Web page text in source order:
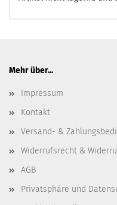
Mehr über...
Impressum
Kontakt
Versand- &
Widerrufsrecht &
AGB
Privatsphäre und